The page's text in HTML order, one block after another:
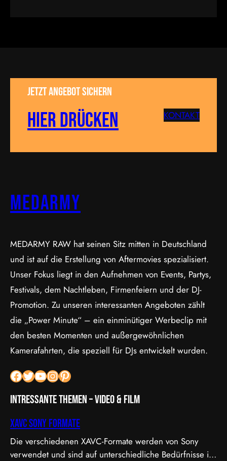
Jetzt Angebot sichern
Hier drücken KONTAKT
MEDARMY
MEDARMY RAW hat seinen Sitz mitten in Deutschland
und ist auf die Erstellung von Aftermovies spezialisiert.
Unser Fokus liegt in den Aufnehmen von Events, Partys,
Festivals, dem Nachtleben, Firmenfeiern und der DJ-
Promotion. Zu unseren interessanten Angeboten zählt
die „Power Minute“ – ein einminütiger Werbeclip mit
den besten Momenten und außergewöhnlichen
Kamerafahrten, die speziell für DJs entwickelt wurden.
Facebook Twitter YouTube InstagramPinterest
Intressante Themen – Video & Film
XAVC Sony Formate
Die verschiedenen XAVC-Formate werden von Sony
verwendet und sind auf unterschiedliche Bedürfnisse in